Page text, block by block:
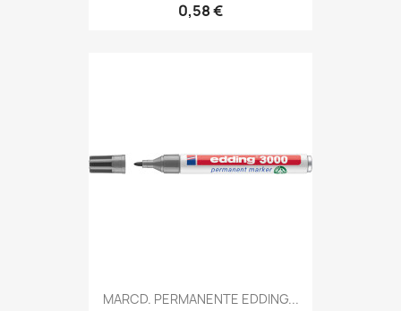
0,58 €
MARCD. PERMANENTE EDDING...